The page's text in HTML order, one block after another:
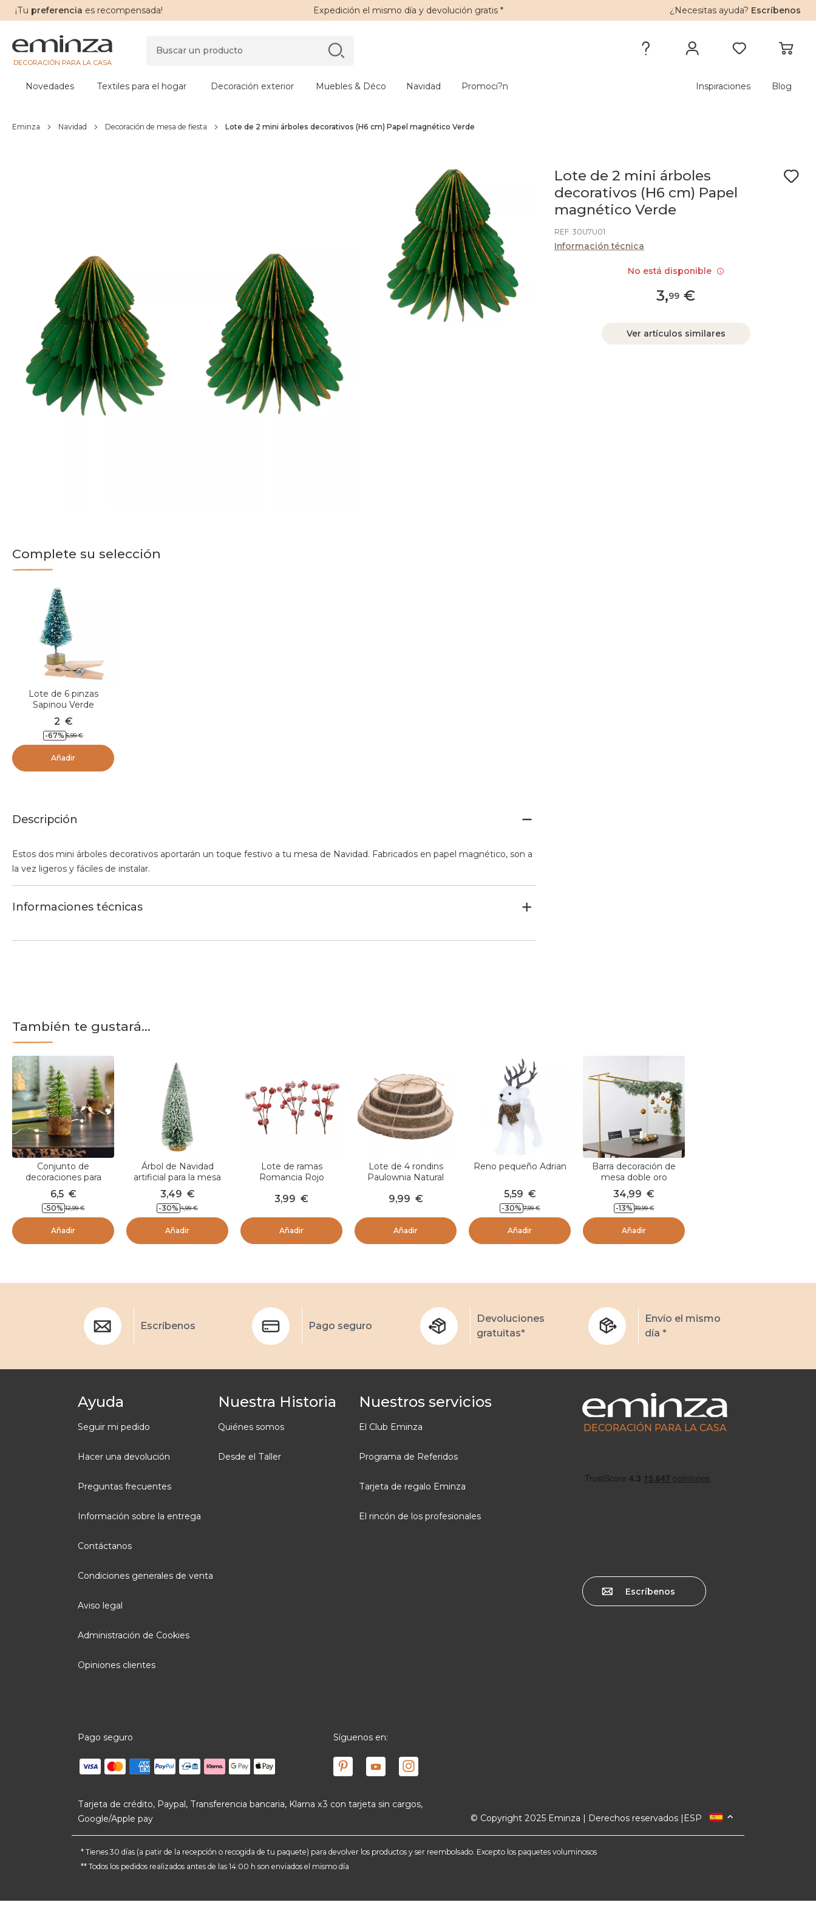
¡Tu preferencia es recompensada! Expedición el mismo día y devolución gratis* ¿Necesitas ayuda? Escríbenos
DECORACIÓN PARA LA CASA
Novedades Textiles para el hogar Decoración exterior Muebles & Déco Navidad Promoci?n Inspiraciones Blog
Eminza Navidad Decoración de mesa de fiesta Lote de 2 mini árboles decorativos (H6 cm) Papel magnético Verde
Lote de 2 mini árboles
decorativos (H6 cm) Papel
magnético Verde
REF. 30U7U01
Información técnica
3,99 €
Ver artículos similares
Complete su selección
Lote de 6 pinzas
Sapinou Verde
2 €
-67% 5,99 €
Añadir
Descripción
Estos dos mini árboles decorativos aportarán un toque festivo a tu mesa de Navidad. Fabricados en papel magnético, son a
la vez ligeros y fáciles de instalar.
Informaciones técnicas
También te gustará...
Conjunto de
decoraciones para
dispersar Pinos en lote
de 12 Verde
6,5 €
-50% 12,99 €
Añadir
Árbol de Navidad
artificial para la mesa
Forêt enneigée Verde
3,49 €
-30% 4,99 €
Añadir
Lote de ramas
Romancia Rojo
3,99 €
Añadir
Lote de 4 rondins
Paulownia Natural
9,99 €
Añadir
Reno pequeño Adrian
5,59 €
-30% 7,99 €
Añadir
Barra decoración de
mesa doble oro
34,99 €
-13% 39,99 €
Añadir
Escríbenos Pago seguro
Devoluciones
gratuitas*
Envío el mismo
día *
Ayuda
Seguir mi pedido
Hacer una devolución
Preguntas frecuentes
Información sobre la entrega
Contáctanos
Condiciones generales de venta
Aviso legal
Administración de Cookies
Opiniones clientes
Nuestra Historia
Quiénes somos
Desde el Taller
Nuestros servicios
El Club Eminza
Programa de Referidos
Tarjeta de regalo Eminza
El rincón de los profesionales
DECORACIÓN PARA LA CASA
Escríbenos
Pago seguro Síguenos en:
Tarjeta de crédito, Paypal, Transferencia bancaria, Klarna x3 con tarjeta sin cargos,
Google/Apple pay
© Copyright 2025 Eminza | Derechos reservados |
FRANCIA
ITALIA
ESP
* Tienes 30 días (a patir de la recepción o recogida de tu paquete) para devolver los productos y ser reembolsado. Excepto los paquetes voluminosos
** Todos los pedidos realizados antes de las 14:00 h son enviados el mismo día